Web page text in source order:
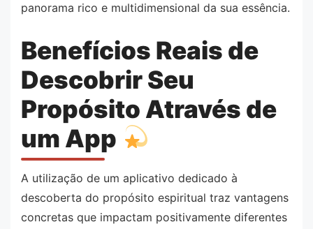
panorama rico e multidimensional da sua essência.
Benefícios Reais de
Descobrir Seu
Propósito Através de
um App
A utilização de um aplicativo dedicado à
descoberta do propósito espiritual traz vantagens
concretas que impactam positivamente diferentes